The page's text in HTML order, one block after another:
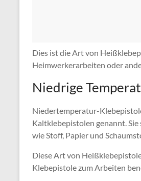
Dies ist die Art von
Heimwerkerarbeiten oder
Niedrige
Niedertemperatur-
Kaltklebepistolen genannt.
wie Stoff, Papier und
Diese Art von
Klebepistole zum Arbeiten